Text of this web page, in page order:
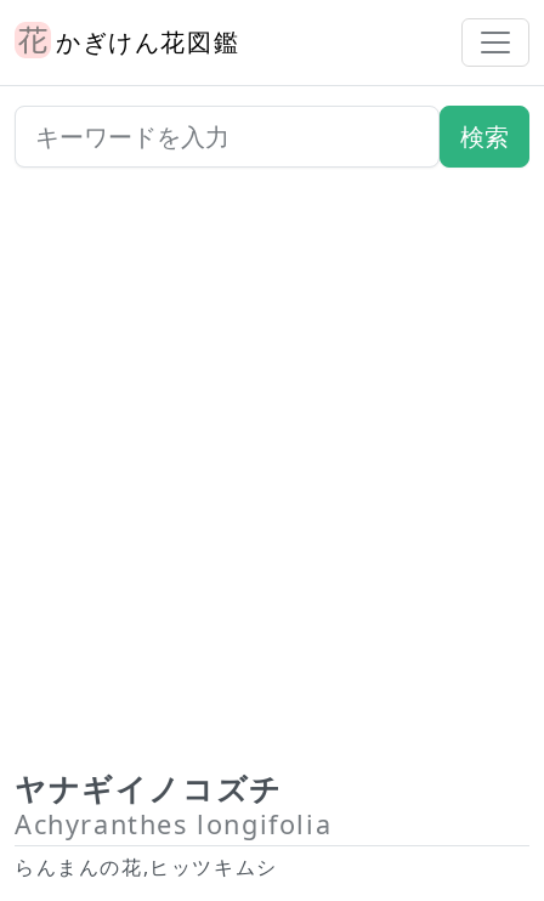
かぎけん花図鑑
ヤナギイノコズチ
Achyranthes longifolia
らんまんの花,ヒッツキムシ